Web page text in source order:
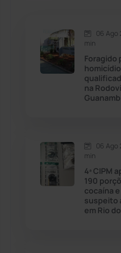
Caetité
Candiba
Cândido Sales
Caturama
Chapada Diamantina
06 Ago
min
Foragido
homicídio
na
06 Ago
min
4ª CIPM
190
cocaína
suspeito
em Rio